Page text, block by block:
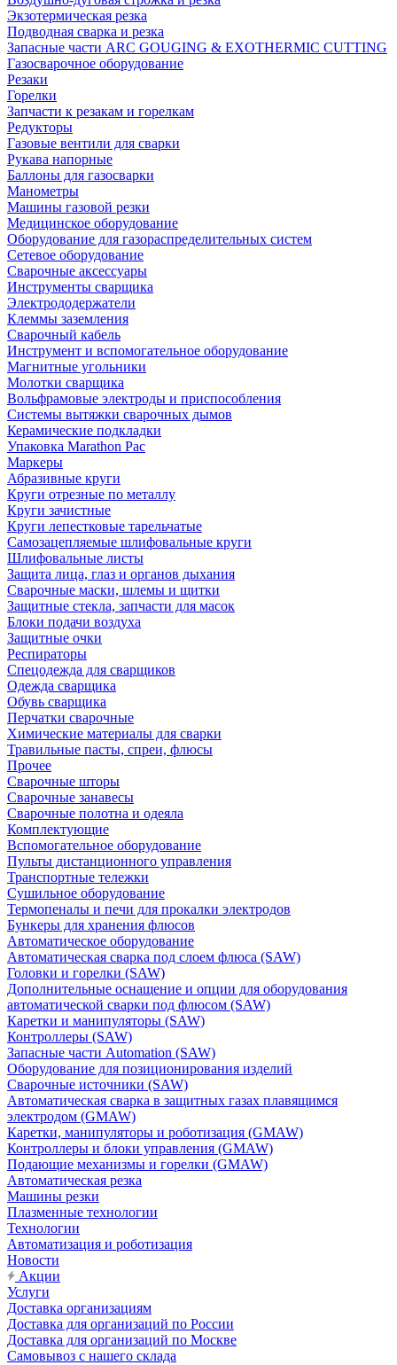
Экзотермическая резка
Подводная сварка и резка
Запасные части ARC GOUGING & EXOTHERMIC CUTTING
Газосварочное оборудование
Резаки
Горелки
Запчасти к резакам и горелкам
Редукторы
Газовые вентили для сварки
Рукава напорные
Баллоны для газосварки
Манометры
Машины газовой резки
Медицинское оборудование
Оборудование для газораспределительных систем
Сетевое оборудование
Сварочные аксессуары
Инструменты сварщика
Электрододержатели
Клеммы заземления
Сварочный кабель
Инструмент и вспомогательное оборудование
Магнитные угольники
Молотки сварщика
Вольфрамовые электроды и приспособления
Системы вытяжки сварочных дымов
Керамические подкладки
Упаковка Marathon Pac
Маркеры
Абразивные круги
Круги отрезные по металлу
Круги зачистные
Круги лепестковые тарельчатые
Самозацепляемые шлифовальные круги
Шлифовальные листы
Защита лица, глаз и органов дыхания
Сварочные маски, шлемы и щитки
Защитные стекла, запчасти для масок
Блоки подачи воздуха
Защитные очки
Респираторы
Спецодежда для сварщиков
Одежда сварщика
Обувь сварщика
Перчатки сварочные
Химические материалы для сварки
Травильные пасты, спреи, флюсы
Прочее
Сварочные шторы
Сварочные занавесы
Сварочные полотна и одеяла
Комплектующие
Вспомогательное оборудование
Пульты дистанционного управления
Транспортные тележки
Сушильное оборудование
Термопеналы и печи для прокалки электродов
Бункеры для хранения флюсов
Автоматическое оборудование
Автоматическая сварка под слоем флюса (SAW)
Головки и горелки (SAW)
Дополнительные оснащение и опции для оборудования
автоматической сварки под флюсом (SAW)
Каретки и манипуляторы (SAW)
Контроллеры (SAW)
Запасные части Automation (SAW)
Оборудование для позиционирования изделий
Сварочные источники (SAW)
Автоматическая сварка в защитных газах плавящимся
электродом (GMAW)
Каретки, манипуляторы и роботизация (GMAW)
Контроллеры и блоки управления (GMAW)
Подающие механизмы и горелки (GMAW)
Автоматическая резка
Машины резки
Плазменные технологии
Технологии
Автоматизация и роботизация
Новости
Акции
Услуги
Доставка организациям
Доставка для организаций по России
Доставка для организаций по Москве
Самовывоз с нашего склада